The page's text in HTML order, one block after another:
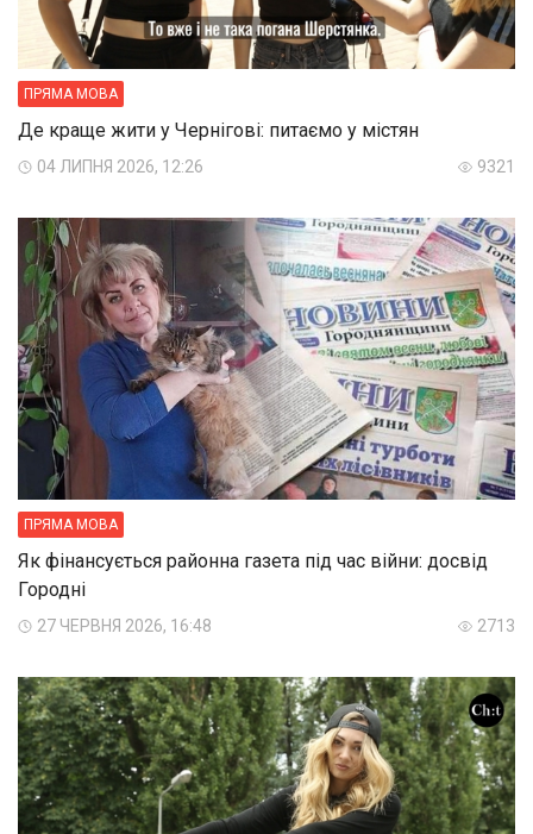
ПРЯМА МОВА
Де краще жити у Чернігові: питаємо у містян
04 ЛИПНЯ 2026, 12:26 9321
ПРЯМА МОВА
Як фінансується районна газета під час війни: досвід
Городні
27 ЧЕРВНЯ 2026, 16:48 2713